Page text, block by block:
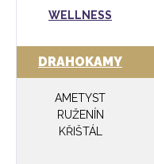
WELLNESS
DRAHOKAMY
AMETYST
RUŽENÍN
KŘIŠTÁL